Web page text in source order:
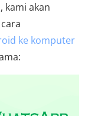
kami akan
ke komputer